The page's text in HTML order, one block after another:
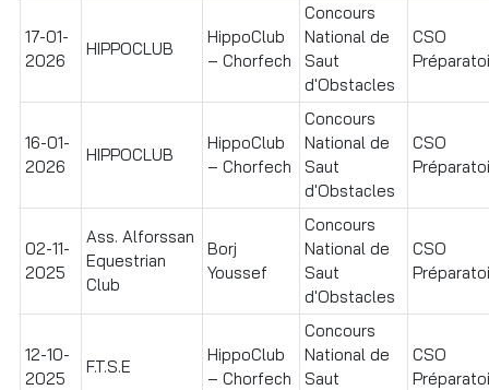
17-01-
2026
HIPPOCLUB
HippoClub
– Chorfech
Concours
National de
Saut
d'Obstacles
CSO
16-01-
2026
HIPPOCLUB
HippoClub
– Chorfech
Concours
National de
Saut
d'Obstacles
CSO
02-11-
2025
Ass. Alforssan
Equestrian
Club
Borj
Youssef
Concours
National de
Saut
d'Obstacles
CSO
12-10-
2025
F.T.S.E
HippoClub
– Chorfech
Concours
National de
Saut
CSO